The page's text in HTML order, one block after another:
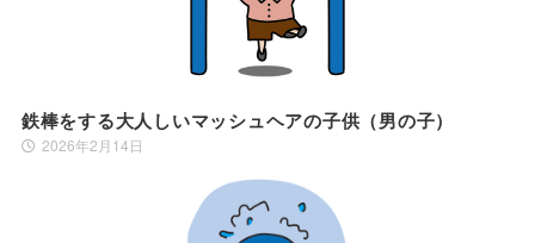
鉄棒をする大人しいマッシュヘアの子供（男の子）
2026年2月14日